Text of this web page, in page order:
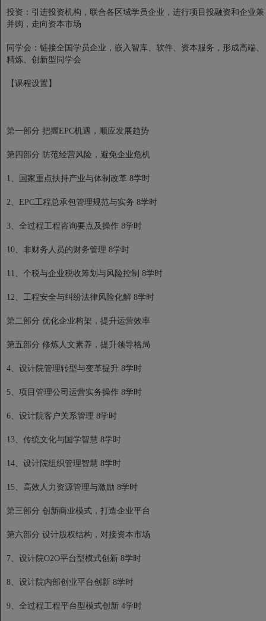
投资：引进投资机构，联合各区域学员企业，进行项目投融资和企业兼
并购，走向资本市场
同学会：链接全国学员企业，嵌入智库、软件、资本服务，形成高端、
精炼、创新型同学会
【课程设置】
第一部分 把握EPC机遇，顺应发展趋势
第四部分 防范经营风险，避免企业危机
1、国家重点扶持产业与体制改革 8学时
2、EPC工程总承包管理规范与实务 8学时
3、全过程工程咨询要点及操作 8学时
10、非财务人员的财务管理 8学时
11、个税与企业税收筹划与风险控制 8学时
12、工程安全与纠纷法律风险化解 8学时
第二部分 优化企业构架，提升运营效率
第五部分 修炼人文素养，提升领导格局
4、设计院管理转型与变革提升 8学时
5、项目管理公司运营实务操作 8学时
6、设计院客户关系管理 8学时
13、传统文化与国学智慧 8学时
14、设计院组织管理智慧 8学时
15、高效人力资源管理与激励 8学时
第三部分 创新商业模式，打造企业平台
第六部分 设计股权结构，对接资本市场
7、设计院O2O平台型模式创新 8学时
8、设计院内部创业平台创新 8学时
9、全过程工程平台型模式创新 4学时